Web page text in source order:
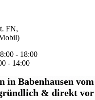
FN,
- 18:00
- 14:00
in Babenhausen
& direkt